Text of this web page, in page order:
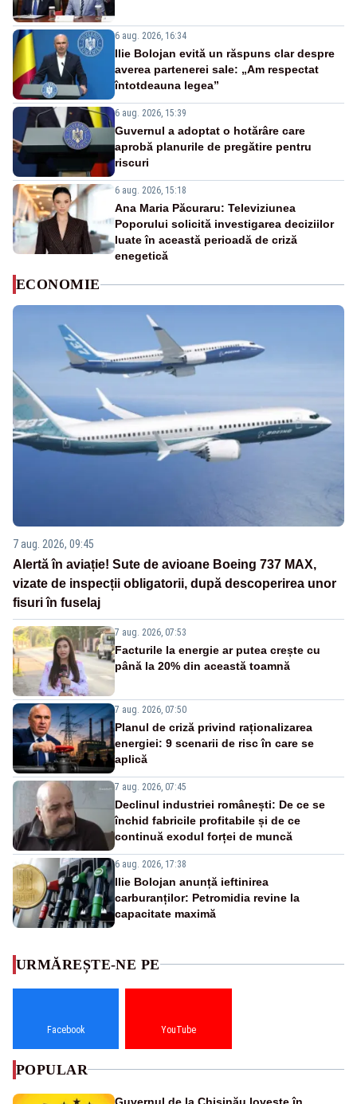
6 aug. 2026, 16:34
Ilie Bolojan evită un răspuns clar despre
averea partenerei sale: „Am respectat
întotdeauna legea”
6 aug. 2026, 15:39
Guvernul a adoptat o hotărâre care
aprobă planurile de pregătire pentru
riscuri
6 aug. 2026, 15:18
Ana Maria Păcuraru: Televiziunea
Poporului solicită investigarea deciziilor
luate în această perioadă de criză
enegetică
ECONOMIE
7 aug. 2026, 09:45
Alertă în aviație! Sute de avioane Boeing 737 MAX,
vizate de inspecții obligatorii, după descoperirea unor
fisuri în fuselaj
7 aug. 2026, 07:53
Facturile la energie ar putea crește cu
până la 20% din această toamnă
7 aug. 2026, 07:50
Planul de criză privind raționalizarea
energiei: 9 scenarii de risc în care se
aplică
7 aug. 2026, 07:45
Declinul industriei românești: De ce se
închid fabricile profitabile și de ce
continuă exodul forței de muncă
6 aug. 2026, 17:38
Ilie Bolojan anunță ieftinirea
carburanților: Petromidia revine la
capacitate maximă
URMĂREȘTE-NE PE
Facebook YouTube
POPULAR
Guvernul de la Chișinău lovește în